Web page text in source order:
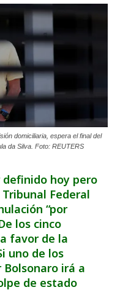
domiciliaria, espera el final del
da Silva. Foto: REUTERS
definido hoy pero
Federal
“por
los cinco
favor de la
uno de los
irá a
de estado